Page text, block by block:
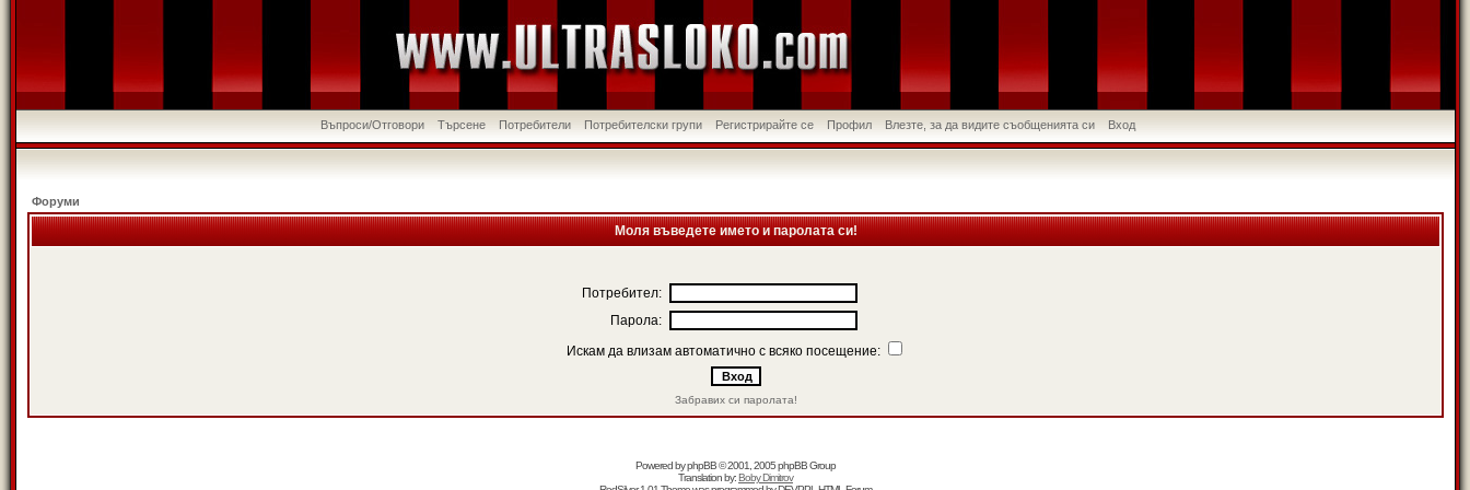
Въпроси/Отговори Търсене Потребители Потребителски групи Регистрирайте се Профил Влезте, за да видите съобщенията си Вход
Форуми
Моля въведете името и паролата си!
Потребител:
Парола:
Искам да влизам автоматично с всяко посещение:
Забравих си паролата!
Powered byphpBB© 2001, 2005 phpBB Group
Translation by:Boby Dimitrov